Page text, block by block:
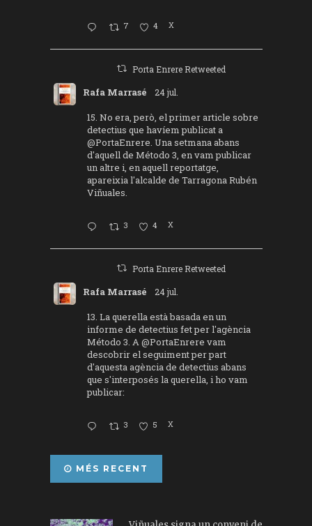
7 4 X
Porta Enrere Retweeted
Rafa Marrasé 24 jul.
15. No era, però, el primer article sobre
detectius que havíem publicat a
@PortaEnrere. Una setmana abans
d'aquell de Método 3, en vam publicar
un altre i, en aquell reportatge,
apareixia l'alcalde de Tarragona Rubén
Viñuales.
3 4 X
Porta Enrere Retweeted
Rafa Marrasé 24 jul.
13. La querella està basada en un
informe de detectius fet per l'agència
Método 3. A@PortaEnrere vam
descobrir el seguiment per part
d'aquesta agència de detectius abans
que s'interposés la querella, i ho vam
publicar:
3 5 X
MÉS RECENT